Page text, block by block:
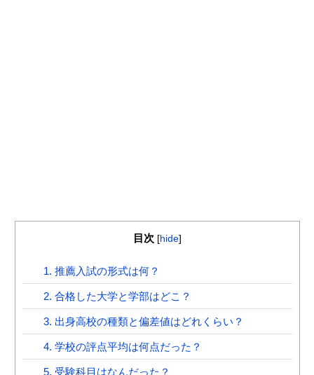
目次 [hide]
1. 推薦入試の形式は何？
2. 合格した大学と学部はどこ？
3. 出身高校の種類と偏差値はどれくらい？
4. 学校の評点平均は何点だった？
5. 受験科目はなんだった？